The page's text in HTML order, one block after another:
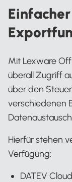
Mit Lexware
überall Zugriff
über den
verschiedenen
Hierfür stehen
Verfügung:
DATEV